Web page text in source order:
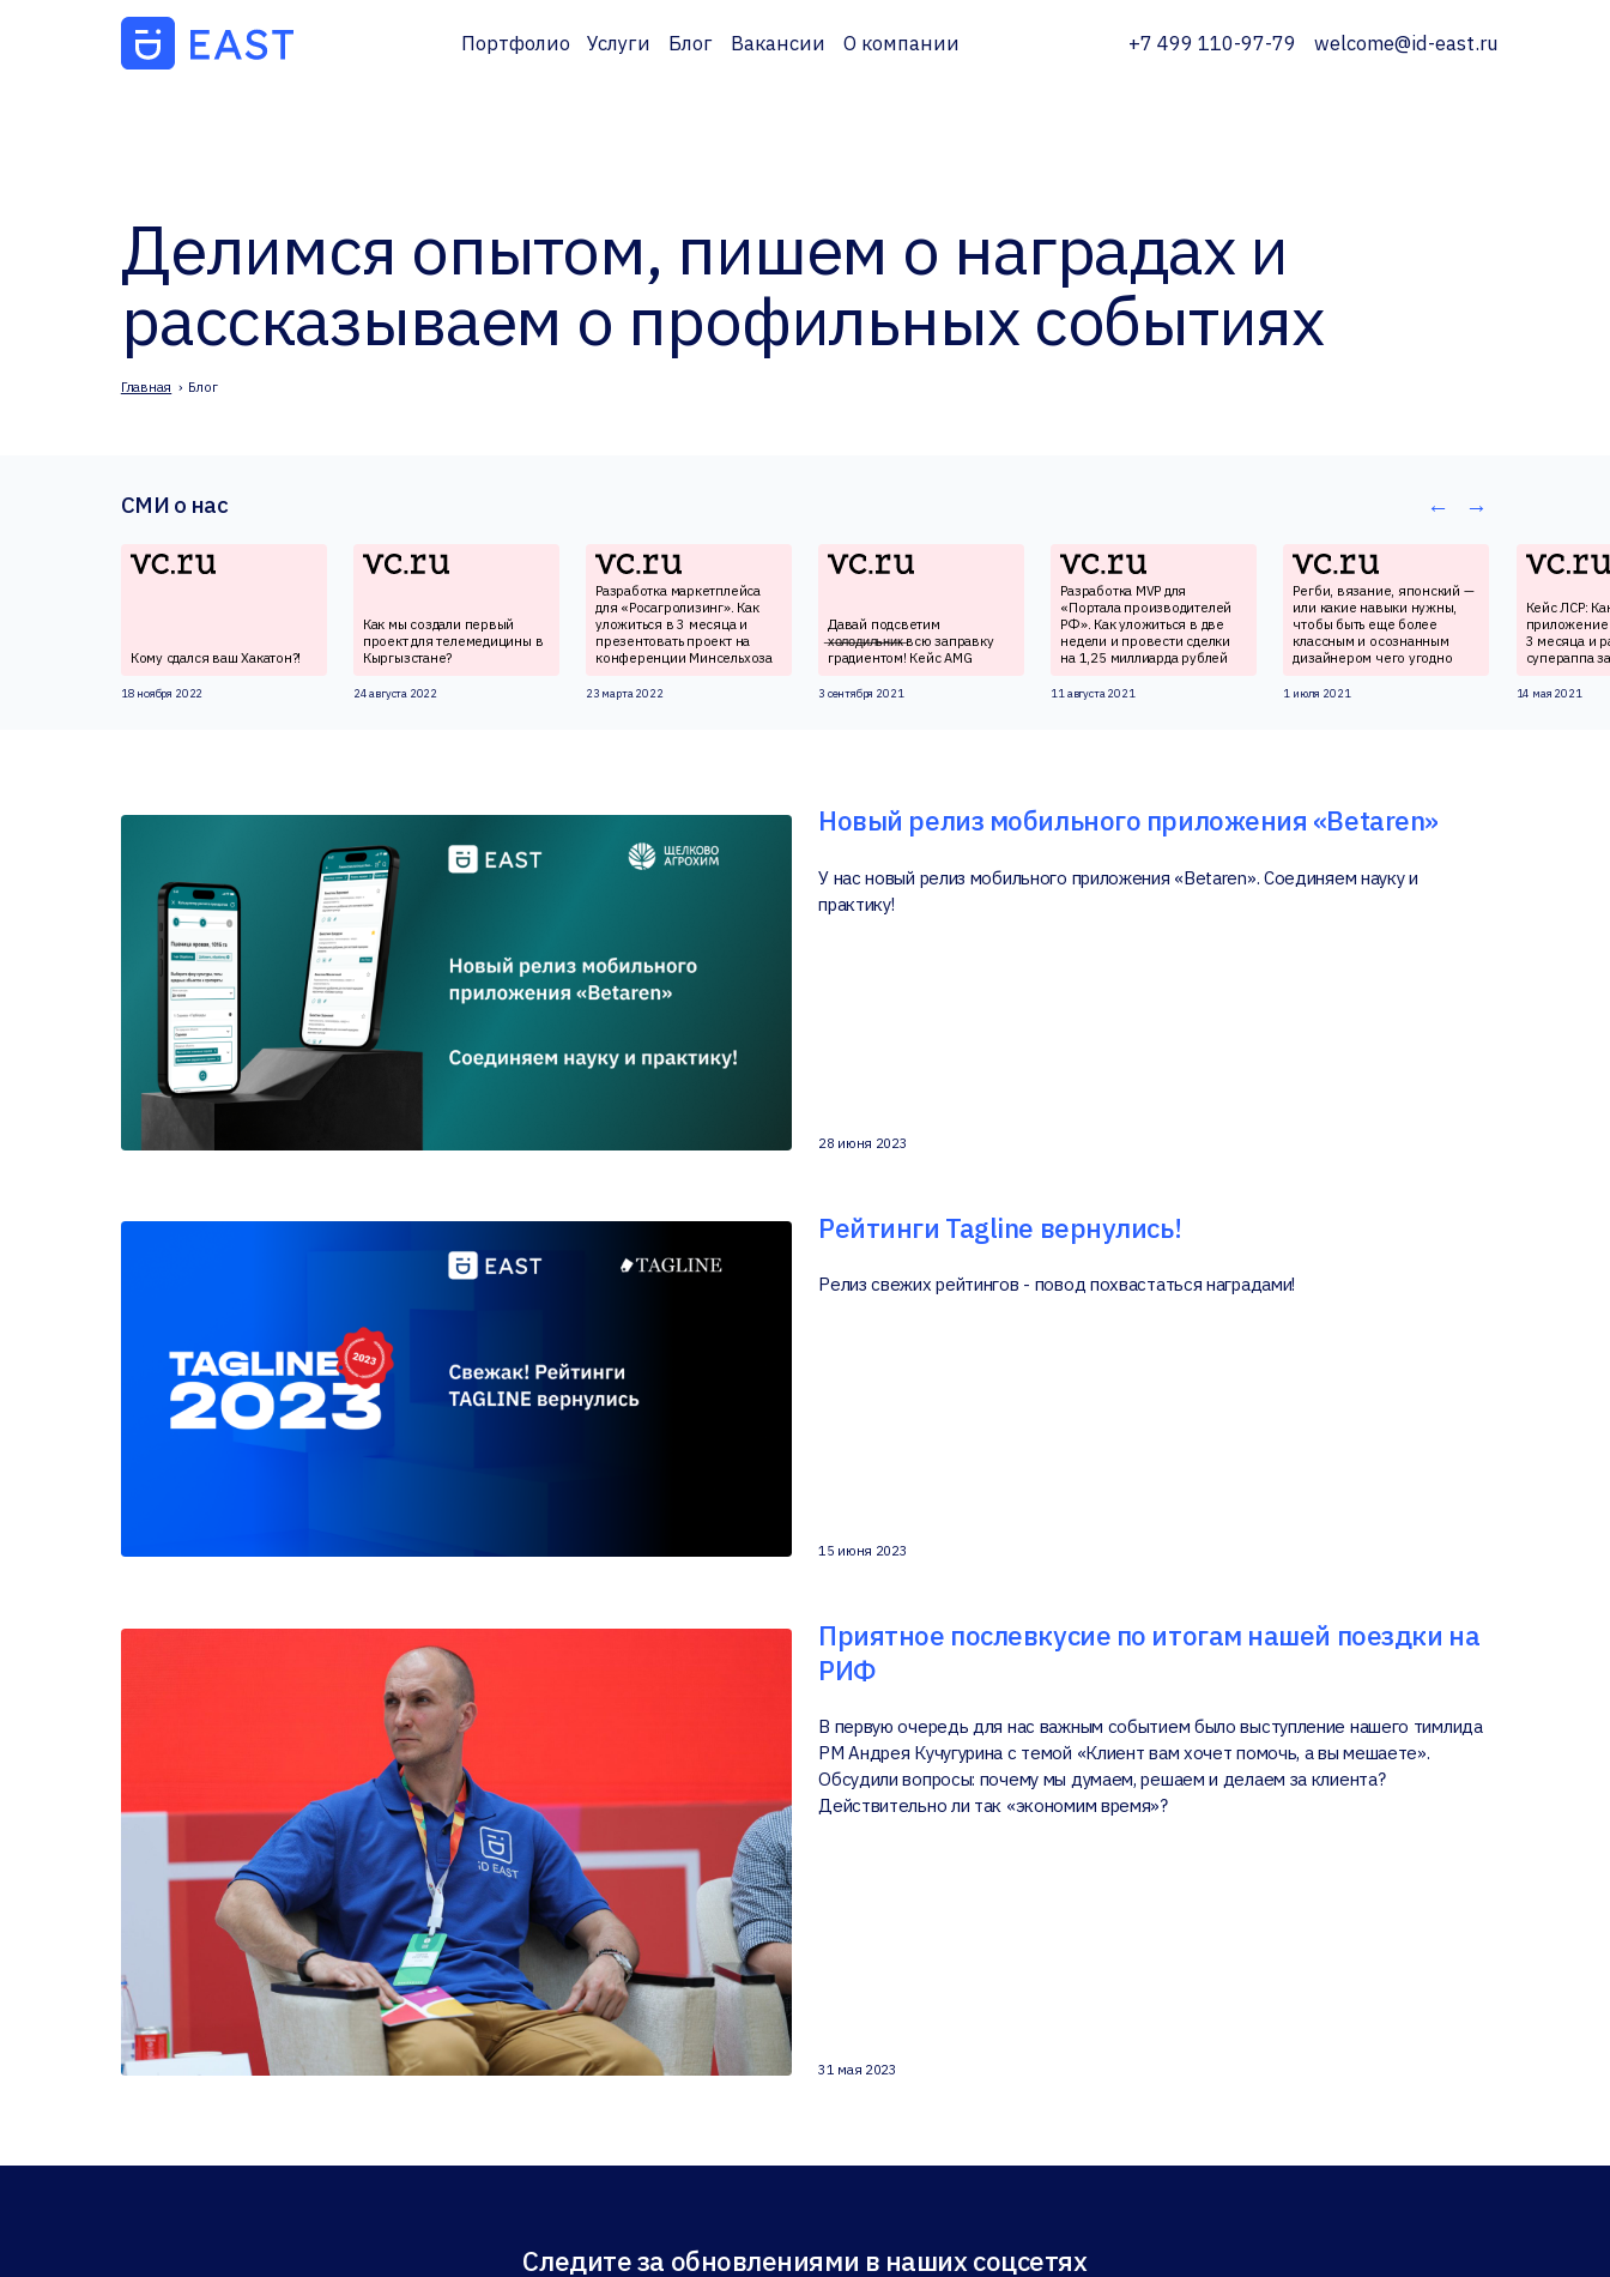
Портфолио Услуги Блог Вакансии О компании +7 499 110-97-79 welcome@id-east.ru
Делимся опытом, пишем о наградах и
рассказываем о профильных событиях
Главная › Блог
СМИ о нас
Кому сдался ваш Хакатон?!
18 ноября 2022
Как мы создали первый
проект для телемедицины в
Кыргызстане?
24 августа 2022
Разработка маркетплейса
для «Росагролизинг». Как
уложиться в 3 месяца и
презентовать проект на
конференции Минсельхоза
23 марта 2022
Давай подсветим
̶х̶о̶л̶о̶д̶и̶л̶ь̶н̶и̶к̶ всю заправку
градиентом! Кейс AMG
3 сентября 2021
Разработка MVP для
«Портала производителей
РФ». Как уложиться в две
недели и провести сделки
на 1,25 миллиарда рублей
11 августа 2021
Регби, вязание, японский —
или какие навыки нужны,
чтобы быть еще более
классным и осознанным
дизайнером чего угодно
1 июля 2021
Кейс ЛСР:
приложение
3 месяца и
супераппа
14 мая 2021
Новый релиз мобильного приложения «Betaren»
У нас новый релиз мобильного приложения «Betaren». Соединяем науку и
практику!
28 июня 2023
Рейтинги Tagline вернулись!
Релиз свежих рейтингов - повод похвастаться наградами!
15 июня 2023
Приятное послевкусие по итогам нашей поездки на
РИФ
В первую очередь для нас важным событием было выступление нашего тимлида
PM Андрея Кучугурина с темой «Клиент вам хочет помочь, а вы мешаете».
Обсудили вопросы: почему мы думаем, решаем и делаем за клиента?
Действительно ли так «экономим время»?
31 мая 2023
Следите за обновлениями в наших соцсетях